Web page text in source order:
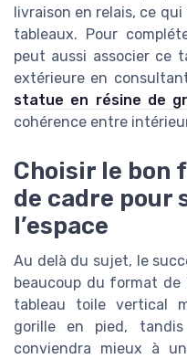
livraison en relais, ce
tableaux. Pour
peut aussi associer ce
extérieure en
statue en résine de
cohérence entre
Choisir le bon
de cadre
l’espace
Au delà du sujet, le
beaucoup du format
tableau toile vertical
gorille en pied, tandis
conviendra mieux à